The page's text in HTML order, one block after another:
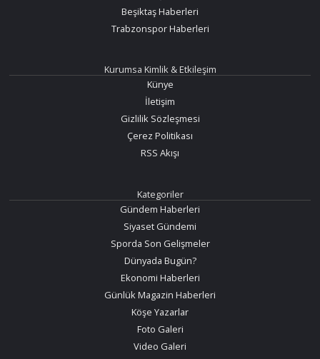
Beşiktaş Haberleri
Trabzonspor Haberleri
Kurumsa Kimlik & Etkileşim
Künye
İletişim
Gizlilik Sözleşmesi
Çerez Politikası
RSS Akışı
Kategoriler
Gündem Haberleri
Siyaset Gündemi
Sporda Son Gelişmeler
Dünyada Bugün?
Ekonomi Haberleri
Günlük Magazin Haberleri
Köşe Yazarlar
Foto Galeri
Video Galeri